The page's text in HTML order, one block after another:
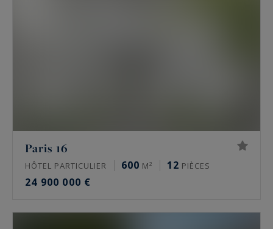
Paris 16
HÔTEL PARTICULIER 600 M² 12 PIÈCES
24 900 000 €